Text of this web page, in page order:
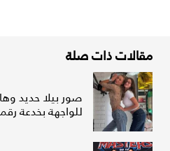
مقالات ذات صلة
صور بيلا حديد
للواجهة بخدعة